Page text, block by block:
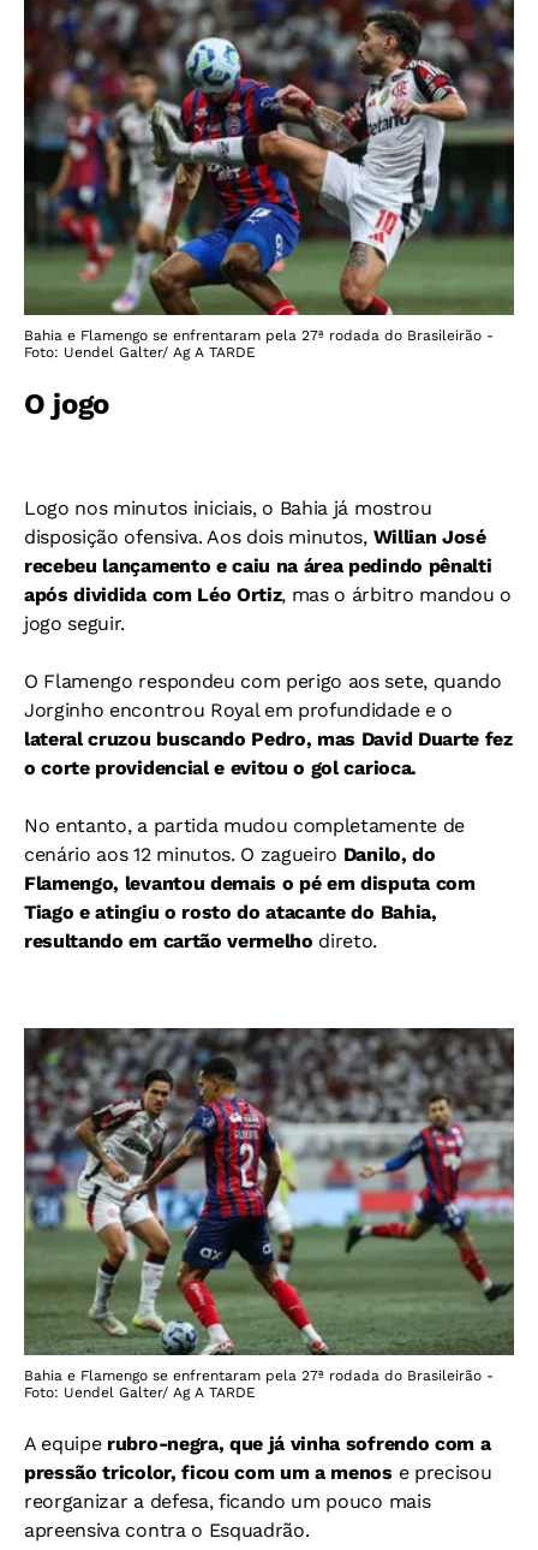
Bahia e Flamengo se enfrentaram pela 27ª rodada do Brasileirão -
Foto: Uendel Galter/ Ag A TARDE
O jogo
Logo nos minutos iniciais, o Bahia já mostrou
disposição ofensiva. Aos dois minutos, Willian José
recebeu lançamento e caiu na área pedindo pênalti
após dividida com Léo Ortiz, mas o árbitro mandou o
jogo seguir.
O Flamengo respondeu com perigo aos sete, quando
Jorginho encontrou Royal em profundidade e o
lateral cruzou buscando Pedro, mas David Duarte fez
o corte providencial e evitou o gol carioca.
No entanto, a partida mudou completamente de
cenário aos 12 minutos. O zagueiro Danilo, do
Flamengo, levantou demais o pé em disputa com
Tiago e atingiu o rosto do atacante do Bahia,
resultando em cartão vermelho direto.
Bahia e Flamengo se enfrentaram pela 27ª rodada do Brasileirão -
Foto: Uendel Galter/ Ag A TARDE
A equiperubro-negra, que já vinha sofrendo com a
pressão tricolor, ficou com um a menos e precisou
reorganizar a defesa, ficando um pouco mais
apreensiva contra o Esquadrão.